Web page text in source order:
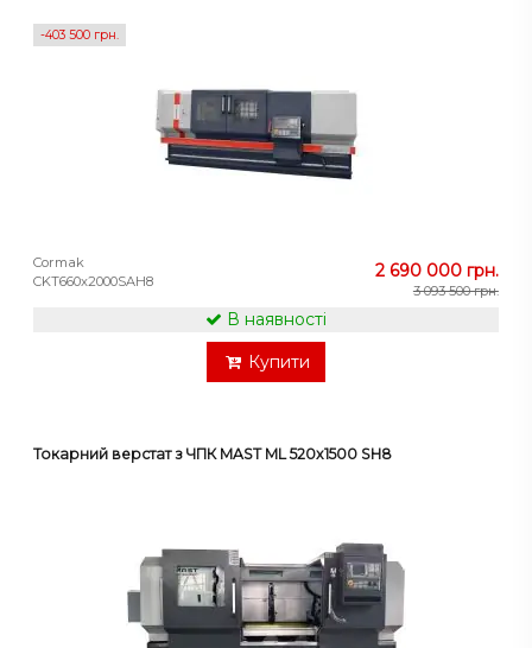
-403 500 грн.
Cormak
CKT660x2000SAH8
2 690 000 грн.
3 093 500 грн.
В наявності
Купити
Токарний верстат з ЧПК MAST ML 520x1500 SH8